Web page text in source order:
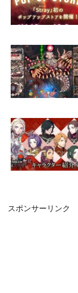
スポンサーリンク